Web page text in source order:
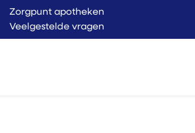
Zorgpunt apotheken
Veelgestelde vragen